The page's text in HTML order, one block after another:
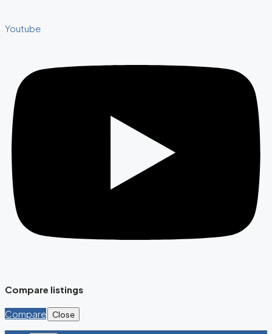
Youtube
Compare listings
Compare Close